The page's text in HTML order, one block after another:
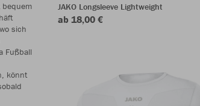
sich
Fußball
könnt
JAKO Longsleeve Lightweight
ab 18,00 €